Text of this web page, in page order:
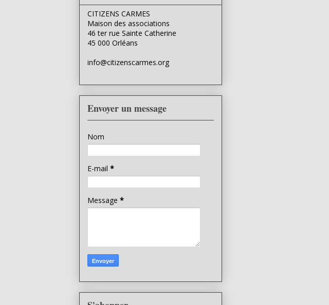
CITIZENS CARMES
Maison des associations
46 ter rue Sainte Catherine
45 000 Orléans
info@citizenscarmes.org
Envoyer un message
Nom
E-mail *
Message *